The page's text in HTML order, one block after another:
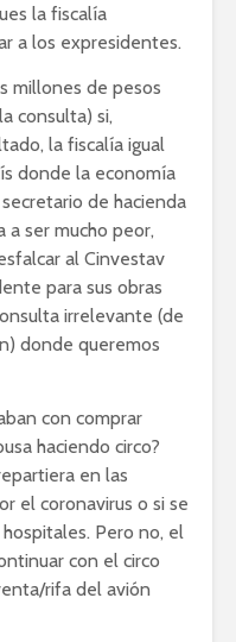
la fiscalía
a los expresidentes.
millones de pesos
consulta) si,
la fiscalía igual
donde la economía
de hacienda
ser mucho peor,
al Cinvestav
para sus obras
irrelevante (de
donde queremos
con comprar
haciendo circo?
en las
el coronavirus o si se
Pero no, el
con el circo
rifa del avión